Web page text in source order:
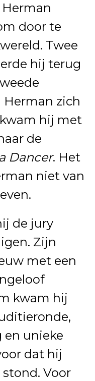
door te
Twee
hij terug
zich
hij met
de
Dancer. Het
niet van
de jury
Zijn
met een
kwam hij
en unieke
dat hij
Voor